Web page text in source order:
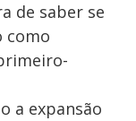
de saber se
como
a expansão